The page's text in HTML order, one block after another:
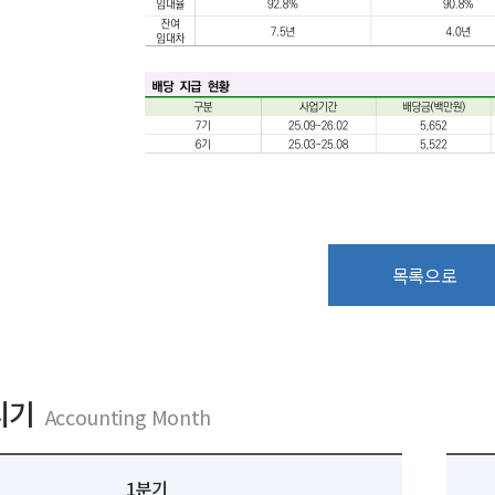
목록으로
Accounting Month
1분기